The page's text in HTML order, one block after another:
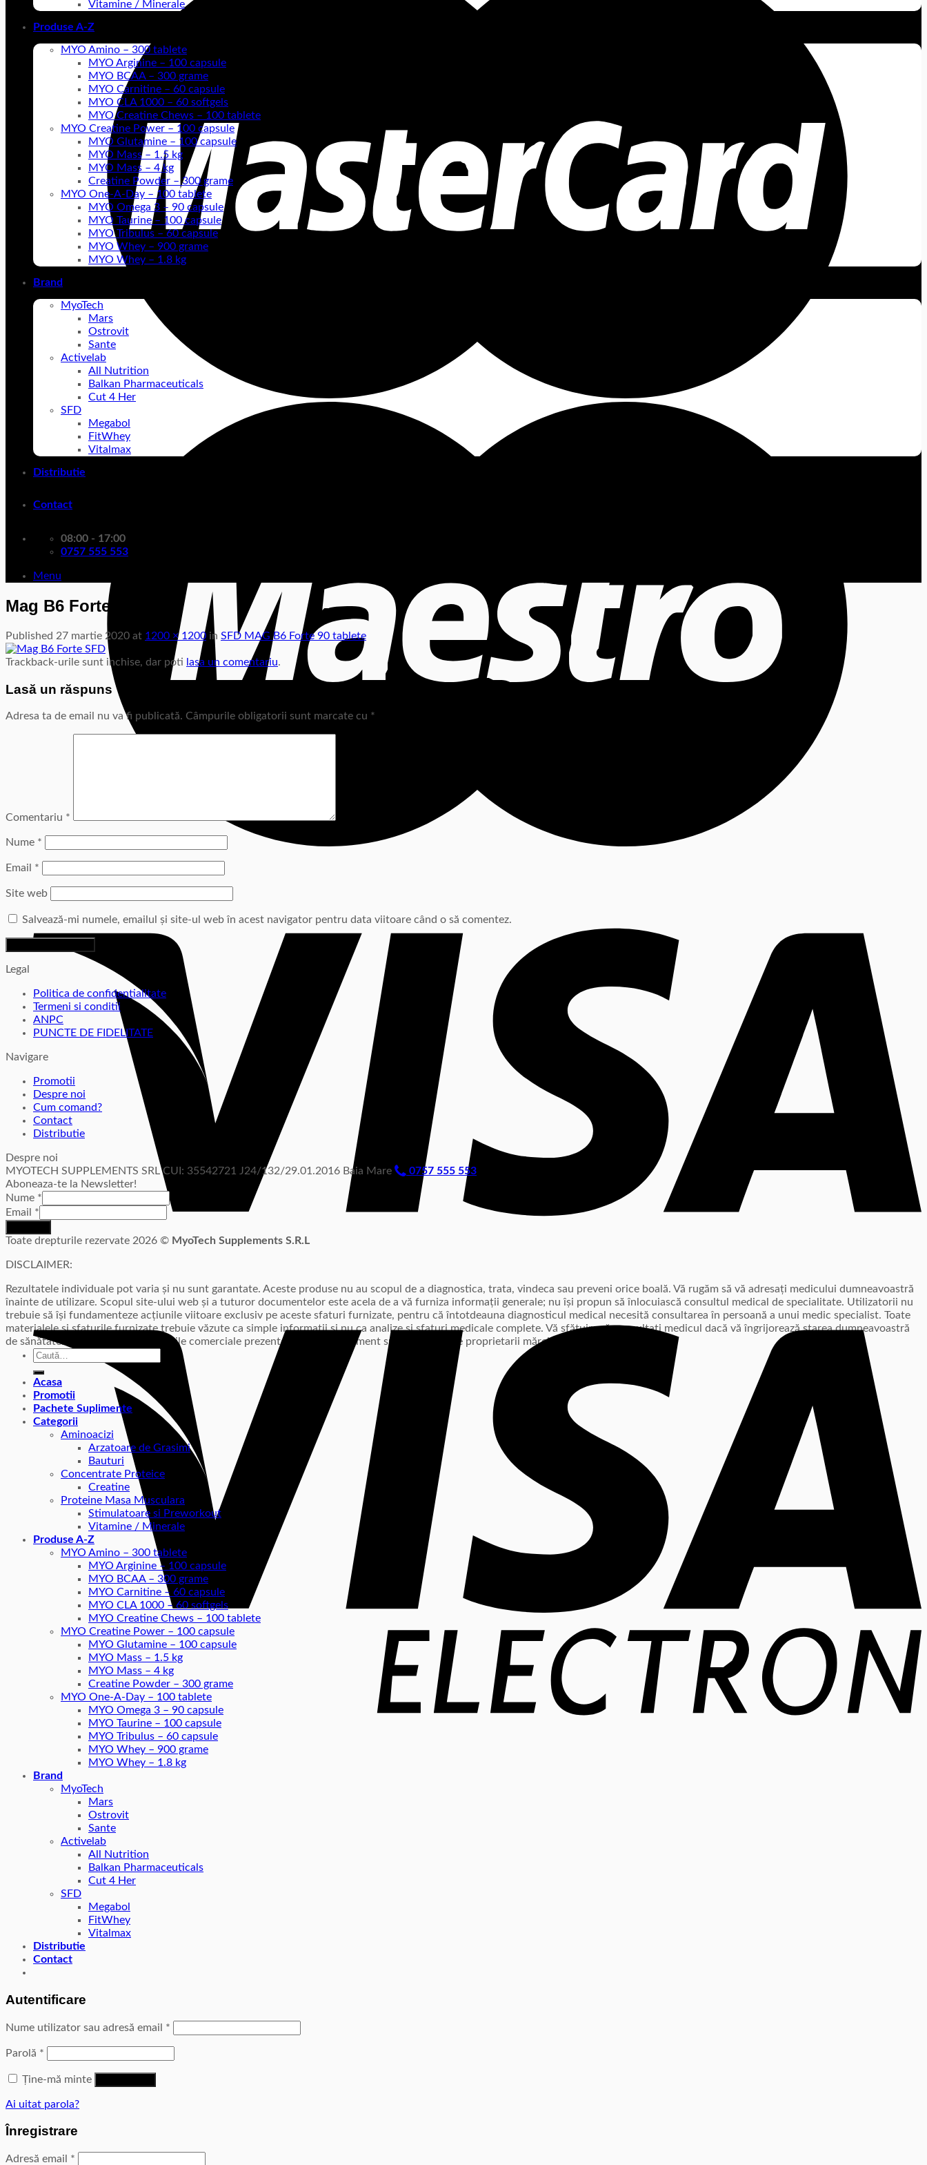
Vitamine / Minerale
Produse A-Z
MYO Amino – 300 tablete
MYO Arginine – 100 capsule
MYO BCAA – 300 grame
MYO Carnitine – 60 capsule
MYO CLA 1000 – 60 softgels
MYO Creatine Chews – 100 tablete
MYO Creatine Power – 100 capsule
MYO Glutamine – 100 capsule
MYO Mass – 1.5 kg
MYO Mass – 4 kg
Creatine Powder – 300 grame
MYO One-A-Day – 100 tablete
MYO Omega 3 – 90 capsule
MYO Taurine – 100 capsule
MYO Tribulus – 60 capsule
MYO Whey – 900 grame
MYO Whey – 1.8 kg
Brand
MyoTech
Mars
Ostrovit
Sante
Activelab
All Nutrition
Balkan Pharmaceuticals
Cut 4 Her
SFD
Megabol
FitWhey
Vitalmax
Distributie
Contact
08:00 - 17:00
0757 555 553
Menu
Mag B6 Forte SFD
Published 27 martie 2020 at 1200 × 1200 in SFD MAG B6 Forte 90 tablete
Trackback-urile sunt inchise, dar poti lasa un comentariu.
Lasă un răspuns
Adresa ta de email nu va fi publicată. Câmpurile obligatorii sunt marcate cu *
Comentariu *
Nume *
Email *
Site web
Salvează-mi numele, emailul și site-ul web în acest navigator pentru data viitoare când o să comentez.
Legal
Politica de confidentialitate
Termeni si conditii
ANPC
PUNCTE DE FIDELITATE
Navigare
Promotii
Despre noi
Cum comand?
Contact
Distributie
Despre noi
MYOTECH SUPPLEMENTS SRL CUI: 35542721 J24/132/29.01.2016 Baia Mare
0757 555 553
Aboneaza-te la Newsletter!
Nume *
Email *
Toate drepturile rezervate 2026 © MyoTech Supplements S.R.L
DISCLAIMER:
Rezultatele individuale pot varia și nu sunt garantate. Aceste produse nu au scopul de a diagnostica, trata, vindeca sau preveni orice boală. Vă rugăm să vă adresați medicului dumneavoastră
înainte de utilizare. Scopul site-ului web și a tuturor documentelor este acela de a vă furniza informații generale; nu își propun să înlocuiască consultul medical de specialitate. Utilizatorii nu
trebuie să își fundamenteze acțiunile viitoare exclusiv pe aceste sfaturi furnizate, pentru că întotdeauna diagnosticul medical necesită consultarea în persoană a unui medic specialist. Toate
materialele și sfaturile furnizate trebuie văzute ca simple informații și nu ca analize și sfaturi medicale complete. Vă sfătuim să consultați medicul dacă vă îngrijorează starea dumneavoastră
de sănătate. Toate mărcile/denumirile comerciale prezente pe acest document sunt deținute de proprietarii mărcii respective.
Caută
Acasa
Promotii
Pachete Suplimente
Categorii
Aminoacizi
Arzatoare de Grasimi
Bauturi
Concentrate Proteice
Creatine
Proteine Masa Musculara
Stimulatoare si Preworkout
Vitamine / Minerale
Produse A-Z
MYO Amino – 300 tablete
MYO Arginine – 100 capsule
MYO BCAA – 300 grame
MYO Carnitine – 60 capsule
MYO CLA 1000 – 60 softgels
MYO Creatine Chews – 100 tablete
MYO Creatine Power – 100 capsule
MYO Glutamine – 100 capsule
MYO Mass – 1.5 kg
MYO Mass – 4 kg
Creatine Powder – 300 grame
MYO One-A-Day – 100 tablete
MYO Omega 3 – 90 capsule
MYO Taurine – 100 capsule
MYO Tribulus – 60 capsule
MYO Whey – 900 grame
MYO Whey – 1.8 kg
Brand
MyoTech
Mars
Ostrovit
Sante
Activelab
All Nutrition
Balkan Pharmaceuticals
Cut 4 Her
SFD
Megabol
FitWhey
Vitalmax
Distributie
Contact
Autentificare
Nume utilizator sau adresă email *
Parolă *
Ține-mă minte
Ai uitat parola?
Înregistrare
Adresă email *